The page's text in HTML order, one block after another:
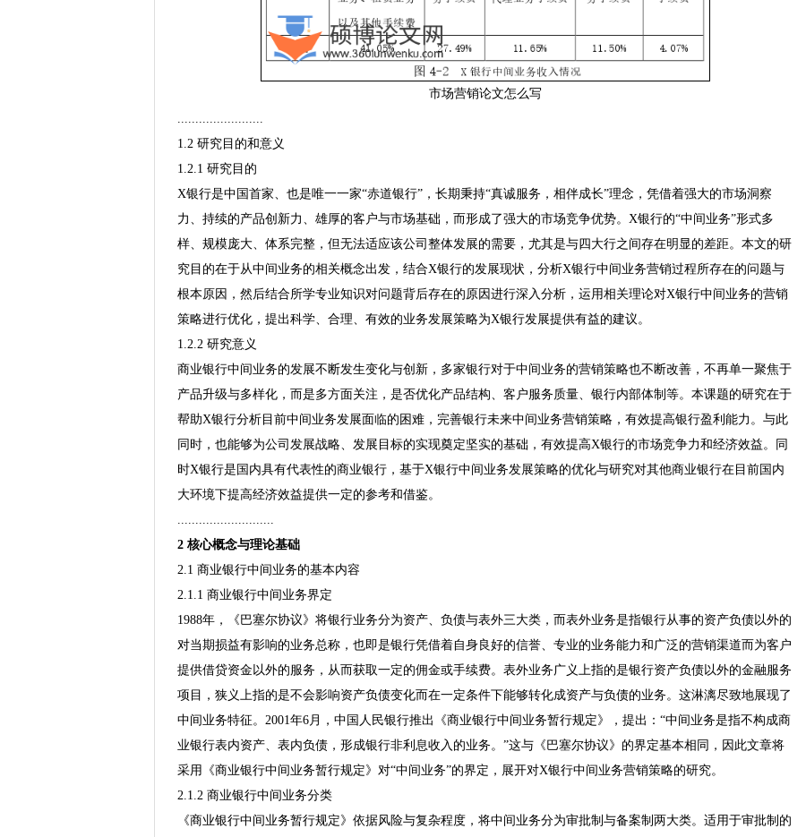
市场营销论文怎么写
1.2 研究目的和意义
1.2.1 研究目的
X银行是中国首家、也是唯一一家“赤道银行”，长期秉持“真诚服务，相伴成长”理念，凭借着强大的市场洞察
力、持续的产品创新力、雄厚的客户与市场基础，而形成了强大的市场竞争优势。X银行的“中间业务”形式多
样、规模庞大、体系完整，但无法适应该公司整体发展的需要，尤其是与四大行之间存在明显的差距。本文的研
究目的在于从中间业务的相关概念出发，结合X银行的发展现状，分析X银行中间业务营销过程所存在的问题与
根本原因，然后结合所学专业知识对问题背后存在的原因进行深入分析，运用相关理论对X银行中间业务的营销
策略进行优化，提出科学、合理、有效的业务发展策略为X银行发展提供有益的建议。
1.2.2 研究意义
商业银行中间业务的发展不断发生变化与创新，多家银行对于中间业务的营销策略也不断改善，不再单一聚焦于
产品升级与多样化，而是多方面关注，是否优化产品结构、客户服务质量、银行内部体制等。本课题的研究在于
帮助X银行分析目前中间业务发展面临的困难，完善银行未来中间业务营销策略，有效提高银行盈利能力。与此
同时，也能够为公司发展战略、发展目标的实现奠定坚实的基础，有效提高X银行的市场竞争力和经济效益。同
时X银行是国内具有代表性的商业银行，基于X银行中间业务发展策略的优化与研究对其他商业银行在目前国内
大环境下提高经济效益提供一定的参考和借鉴。
2 核心概念与理论基础
2.1 商业银行中间业务的基本内容
2.1.1 商业银行中间业务界定
1988年，《巴塞尔协议》将银行业务分为资产、负债与表外三大类，而表外业务是指银行从事的资产负债以外的
对当期损益有影响的业务总称，也即是银行凭借着自身良好的信誉、专业的业务能力和广泛的营销渠道而为客户
提供借贷资金以外的服务，从而获取一定的佣金或手续费。表外业务广义上指的是银行资产负债以外的金融服务
项目，狭义上指的是不会影响资产负债变化而在一定条件下能够转化成资产与负债的业务。这淋漓尽致地展现了
中间业务特征。2001年6月，中国人民银行推出《商业银行中间业务暂行规定》，提出：“中间业务是指不构成商
业银行表内资产、表内负债，形成银行非利息收入的业务。”这与《巴塞尔协议》的界定基本相同，因此文章将
采用《商业银行中间业务暂行规定》对“中间业务”的界定，展开对X银行中间业务营销策略的研究。
2.1.2 商业银行中间业务分类
《商业银行中间业务暂行规定》依据风险与复杂程度，将中间业务分为审批制与备案制两大类。适用于审批制的